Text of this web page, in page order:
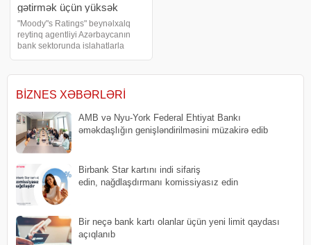
gətirmək üçün yüksək
likvidliyə malikdir
"Moody"s Ratings" beynəlxalq
reytinq agentliyi Azərbaycanın
bank sektorunda islahatlarla
bankların mümkün zərərlər
BIZNES XƏBƏRLƏRI
AMB və Nyu-York Federal Ehtiyat Bankı
əməkdaşlığın genişləndirilməsini müzakirə edib
Birbank Star kartını indi sifariş
edin, nağdlaşdırmanı komissiyasız edin
Bir neçə bank kartı olanlar üçün yeni limit qaydası
açıqlanıb